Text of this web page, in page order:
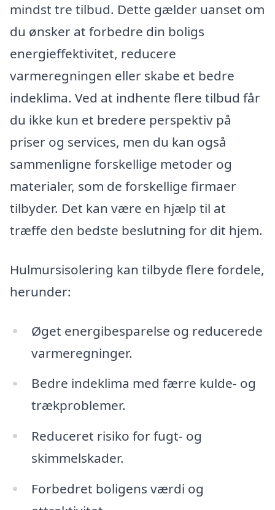
mindst tre tilbud. Dette gælder uanset om
du ønsker at forbedre din boligs
energieffektivitet, reducere
varmeregningen eller skabe et bedre
indeklima. Ved at indhente flere tilbud får
du ikke kun et bredere perspektiv på
priser og services, men du kan også
sammenligne forskellige metoder og
materialer, som de forskellige firmaer
tilbyder. Det kan være en hjælp til at
træffe den bedste beslutning for dit hjem.
Hulmursisolering kan tilbyde flere fordele,
herunder:
Øget energibesparelse og reducerede
varmeregninger.
Bedre indeklima med færre kulde- og
trækproblemer.
Reduceret risiko for fugt- og
skimmelskader.
Forbedret boligens værdi og